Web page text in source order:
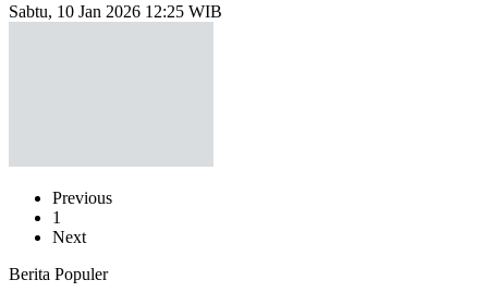
Sabtu, 10 Jan 2026 12:25 WIB
Previous
1
Next
Berita Populer